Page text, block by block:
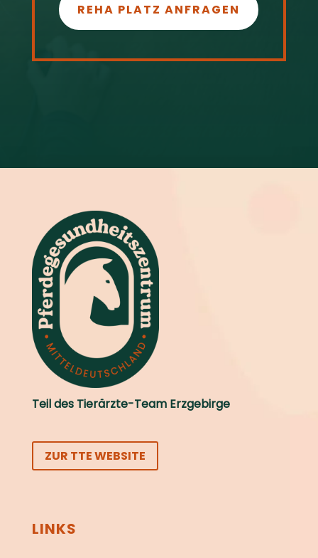
REHA PLATZ ANFRAGEN
Teil des Tierärzte-Team Erzgebirge
ZUR TTE WEBSITE
LINKS